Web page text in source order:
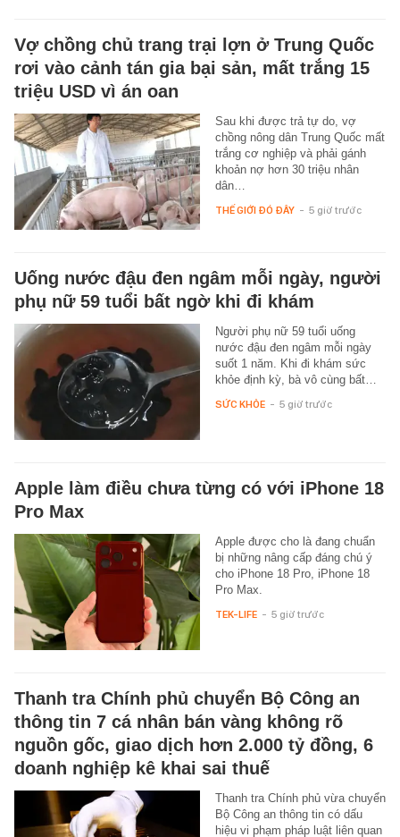
Vợ chồng chủ trang trại lợn ở Trung Quốc
rơi vào cảnh tán gia bại sản, mất trắng 15
triệu USD vì án oan
Sau khi được trả tự do, vợ
chồng nông dân Trung Quốc mất
trắng cơ nghiệp và phải gánh
khoản nợ hơn 30 triệu nhân
dân…
THẾ GIỚI ĐÓ ĐÂY - 5 giờ trước
Uống nước đậu đen ngâm mỗi ngày, người
phụ nữ 59 tuổi bất ngờ khi đi khám
Người phụ nữ 59 tuổi uống
nước đậu đen ngâm mỗi ngày
suốt 1 năm. Khi đi khám sức
khỏe định kỳ, bà vô cùng bất…
SỨC KHỎE - 5 giờ trước
Apple làm điều chưa từng có với iPhone 18
Pro Max
Apple được cho là đang chuẩn
bị những nâng cấp đáng chú ý
cho iPhone 18 Pro, iPhone 18
Pro Max.
TEK-LIFE - 5 giờ trước
Thanh tra Chính phủ chuyển Bộ Công an
thông tin 7 cá nhân bán vàng không rõ
nguồn gốc, giao dịch hơn 2.000 tỷ đồng, 6
doanh nghiệp kê khai sai thuế
Thanh tra Chính phủ vừa chuyển
Bộ Công an thông tin có dấu
hiệu vi phạm pháp luật liên quan